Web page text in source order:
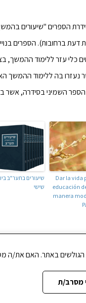
יצאה לאור סידרת הספרים
ברחובות). הספרים
כלי עזר ללימוד ההמשך,
בה ללימוד ההמשך
יצא לאור הספר השמיני
Dar la vida
educación
manera
שיעורים בתער"ב
שישי
תניא שיעור 68 – מתגברים על האתגרים בשביל ההתאחדות
מסרב/ת